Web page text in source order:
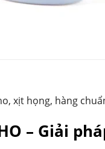
xịt họng, hàng
– Giải